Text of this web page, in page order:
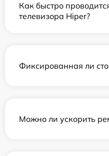
Как быстро
телевизора Hiper?
Фиксированная ли
Можно ли ускорить